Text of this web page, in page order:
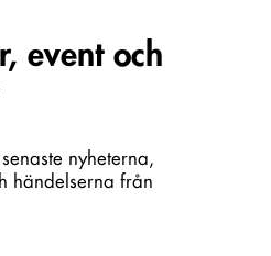
event och
nyheterna,
händelserna från